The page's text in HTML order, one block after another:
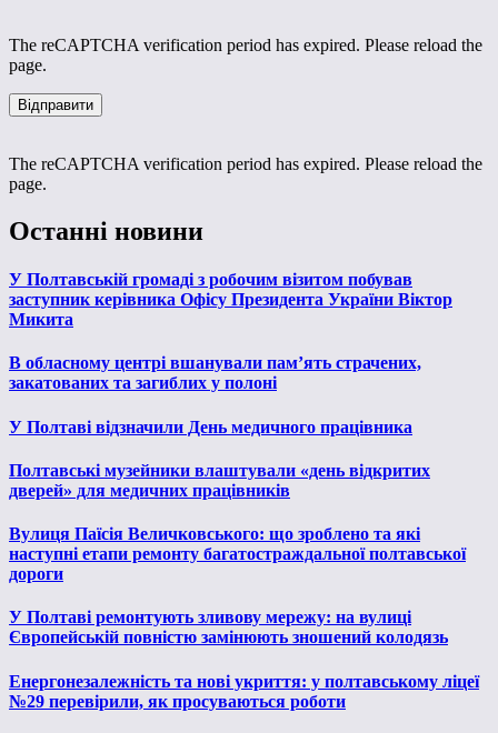
The reCAPTCHA verification period has expired. Please reload the
page.
The reCAPTCHA verification period has expired. Please reload the
page.
Останні новини
У Полтавській громаді з робочим візитом побував
заступник керівника Офісу Президента України Віктор
Микита
В обласному центрі вшанували пам’ять страчених,
закатованих та загиблих у полоні
У Полтаві відзначили День медичного працівника
Полтавські музейники влаштували «день відкритих
дверей» для медичних працівників
Вулиця Паїсія Величковського: що зроблено та які
наступні етапи ремонту багатостраждальної полтавської
дороги
У Полтаві ремонтують зливову мережу: на вулиці
Європейській повністю замінюють зношений колодязь
Енергонезалежність та нові укриття: у полтавському ліцеї
№29 перевірили, як просуваються роботи